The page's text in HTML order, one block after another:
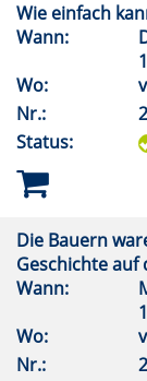
Wie einfach
Wann:
Wo:
Nr.:
Status:
Die Bauern
Geschichte auf
Wann:
Wo:
Nr.: